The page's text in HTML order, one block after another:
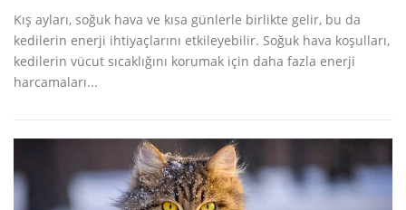
Kış ayları, soğuk hava ve kısa günlerle birlikte gelir, bu da
kedilerin enerji ihtiyaçlarını etkileyebilir. Soğuk hava koşulları,
kedilerin vücut sıcaklığını korumak için daha fazla enerji
harcamaları...